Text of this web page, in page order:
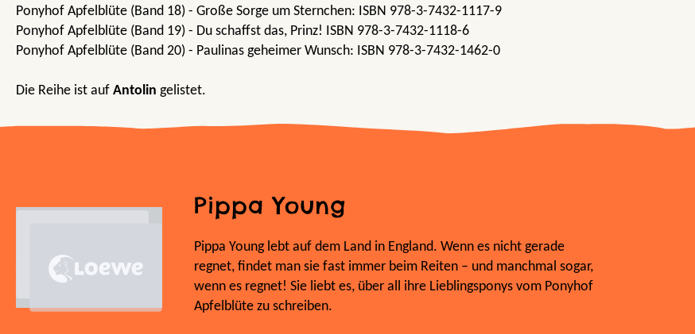
Ponyhof Apfelblüte (Band 18) - Große Sorge um Sternchen: ISBN 978-3-7432-1117-9
Ponyhof Apfelblüte (Band 19) - Du schaffst das, Prinz! ISBN 978-3-7432-1118-6
Ponyhof Apfelblüte (Band 20) - Paulinas geheimer Wunsch: ISBN 978-3-7432-1462-0
Die Reihe ist auf Antolin gelistet.
Pippa Young
Pippa Young lebt auf dem Land in England. Wenn es nicht gerade
regnet, findet man sie fast immer beim Reiten – und manchmal sogar,
wenn es regnet! Sie liebt es, über all ihre Lieblingsponys vom Ponyhof
Apfelblüte zu schreiben.